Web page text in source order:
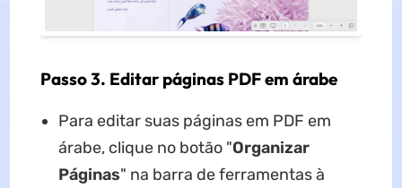
Passo 3. Editar páginas PDF em árabe
Para editar suas páginas em PDF em
árabe, clique no botão "Organizar
Páginas" na barra de ferramentas à